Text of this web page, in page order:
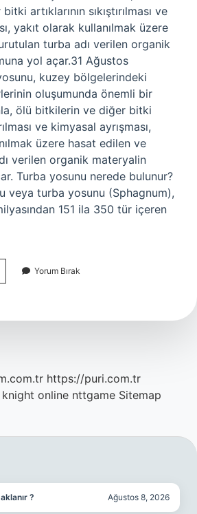
artıklarının sıkıştırılması ve
yakıt olarak kullanılmak üzere
turba adı verilen organik
yol açar.31 Ağustos
kuzey bölgelerindeki
oluşumunda önemli bir
ölü bitkilerin ve diğer bitki
ve kimyasal ayrışması,
üzere hasat edilen ve
verilen organik materyalin
Turba yosunu nerede bulunur?
veya turba yosunu (Sphagnum),
151 ila 350 tür içeren
Yorum Bırak
https://puri.com.tr
knight online nttgame Sitemap
? Ağustos 8, 2026